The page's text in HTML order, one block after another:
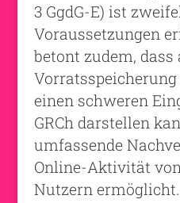
3 GgdG-E) ist
Voraussetzungen
betont zudem, dass
einen schweren
GRCh darstellen
umfassende
Online-Aktivität
Nutzern ermöglicht.